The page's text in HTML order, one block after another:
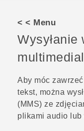
VIVERSE
POMOC
Urządzenia i
Zaloguj się
< < Menu
Wysyłanie
Aby móc
tekst, można
(MMS) ze
plikami audio lub